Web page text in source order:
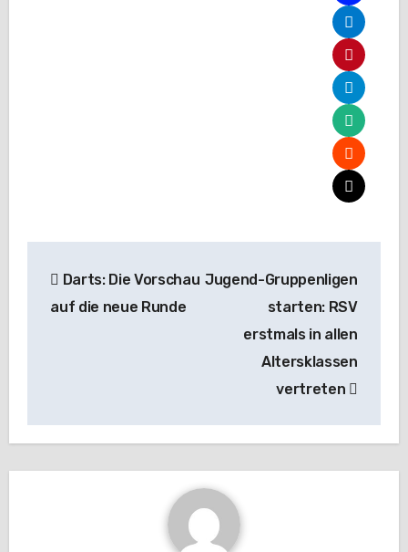
Darts: Die Vorschau
auf die neue Runde
Jugend-Gruppenligen
starten: RSV
erstmals in allen
Altersklassen
vertreten